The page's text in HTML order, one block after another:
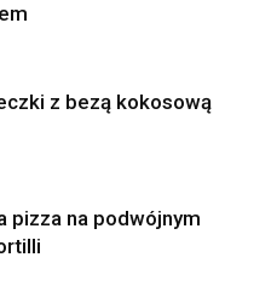
z bezą kokosową
pizza na podwójnym